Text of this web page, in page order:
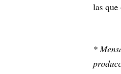
las que
*